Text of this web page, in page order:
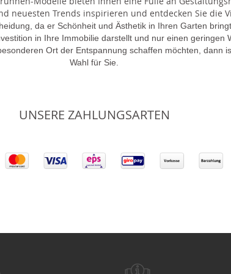
neuesten Trends inspirieren und entdecken Sie die
da er Schönheit und Ästhetik in Ihren Garten
in Ihre Immobilie darstellt und nur einen geringen
Ort der Entspannung schaffen möchten, dann
Wahl für Sie.
UNSERE ZAHLUNGSARTEN